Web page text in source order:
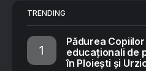
TRENDING
Pădurea
educaționali de
în Ploiești și